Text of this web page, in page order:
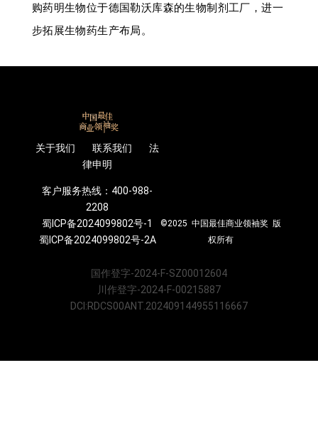
购药明生物位于德国勒沃库森的生物制剂工厂，进一
步拓展生物药生产布局。
关于我们 联系我们 法
律申明
客户服务热线：400-988-
2208
蜀ICP备2024099802号-1
蜀ICP备2024099802号-2A
©2025 中国最佳商业领袖奖 版
权所有
国作登字-2024-F-SZ00012604
川作登字-2024-F-00215887
DCI:RDCS00ANT.202409144955116667